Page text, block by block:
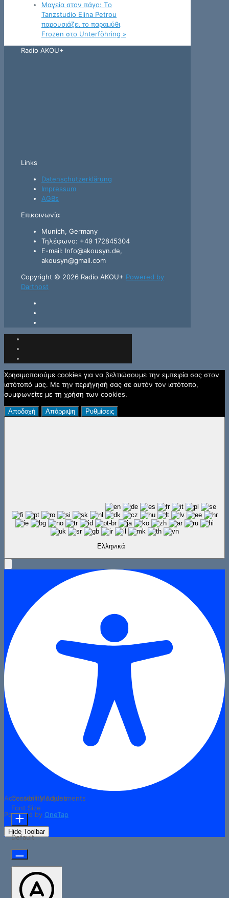
Μαγεία στον πάγο: Tο
Tanzstudio Elina Petrou
παρουσιάζει το παραμύθι
Frozen στο Unterföhring »
Radio AKOU+
Links
Datenschutzerklärung
Impressum
AGBs
Επικοινωνία
Munich, Germany
Τηλέφωνο: +49 172845304
E-mail: Info@akousyn.de,
akousyn@gmail.com
Copyright © 2026 Radio AKOU+ Powered by
Darthost
Χρησιμοποιούμε cookies για να βελτιώσουμε την εμπειρία σας στον
ιστότοπό μας. Με την περιήγησή σας σε αυτόν τον ιστότοπο,
συμφωνείτε με τη χρήση των cookies.
Αποδοχή Απόρριψη Ρυθμίσεις
Ελληνικά
Accessibility Adjustments
Powered by OneTap
Hide Toolbar
Content Modules
Font Size
Default